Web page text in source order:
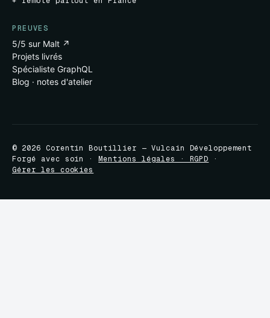
PREUVES
5/5 sur Malt ↗
Projets livrés
Spécialiste GraphQL
Blog · notes d'atelier
© 2026 Corentin Boutillier — Vulcain Développement
Forgé avec soin ·Mentions légales · RGPD ·
Gérer les cookies